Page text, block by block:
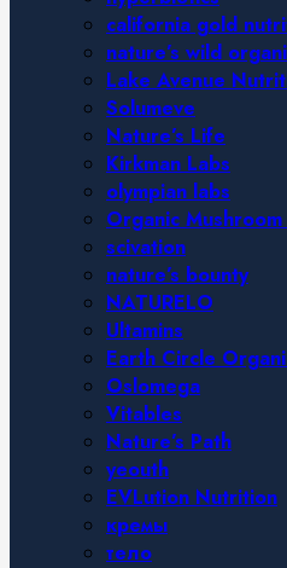
california gold
nature’s wild
Lake Avenue
Solumeve
Nature’s Life
Kirkman Labs
olympian labs
Organic
scivation
nature’s bounty
NATURELO
Ultamins
Earth Circle
Oslomega
Vitables
Nature’s Path
yeouth
EVLution Nutrition
кремы
тело